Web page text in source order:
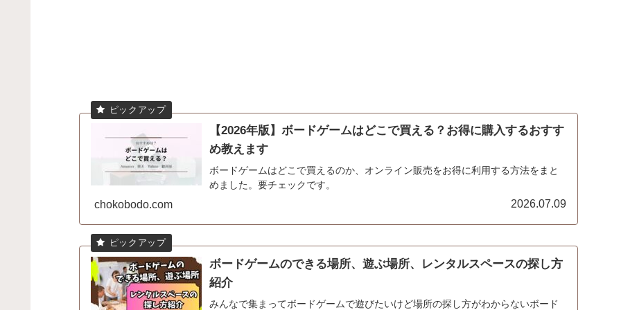
【2026年版】ボードゲームはどこで買える？お得に購入するおすす
め教えます
ボードゲームはどこで買えるのか、オンライン販売をお得に利用する方法をまと
めました。要チェックです。
chokobodo.com 2026.07.09
ボードゲームのできる場所、遊ぶ場所、レンタルスペースの探し方
紹介
みんなで集まってボードゲームで遊びたいけど場所の探し方がわからないボード